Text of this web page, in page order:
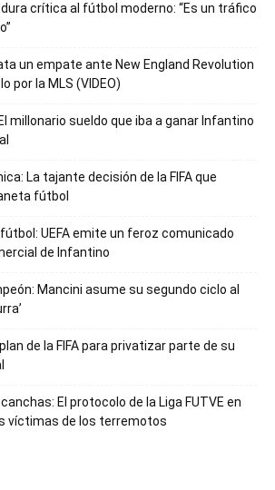
crítica al fútbol moderno: “Es un tráfico
un empate ante New England Revolution
por la MLS (VIDEO)
millonario sueldo que iba a ganar Infantino
La tajante decisión de la FIFA que
fútbol
UEFA emite un feroz comunicado
de Infantino
Mancini asume su segundo ciclo al
de la FIFA para privatizar parte de su
El protocolo de la Liga FUTVE en
víctimas de los terremotos